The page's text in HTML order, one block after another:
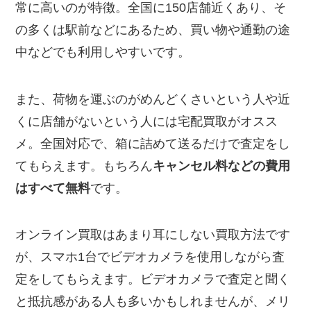
常に高いのが特徴。全国に150店舗近くあり、そ
の多くは駅前などにあるため、買い物や通勤の途
中などでも利用しやすいです。
また、荷物を運ぶのがめんどくさいという人や近
くに店舗がないという人には宅配買取がオスス
メ。全国対応で、箱に詰めて送るだけで査定をし
てもらえます。もちろんキャンセル料などの費用
はすべて無料です。
オンライン買取はあまり耳にしない買取方法です
が、スマホ1台でビデオカメラを使用しながら査
定をしてもらえます。ビデオカメラで査定と聞く
と抵抗感がある人も多いかもしれませんが、メリ